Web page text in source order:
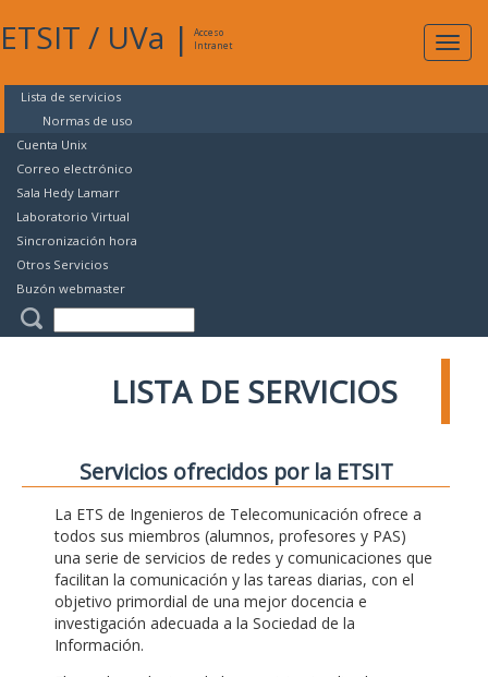
ETSIT / UVa |
Acceso
Intranet
Lista de servicios
Normas de uso
Cuenta Unix
Correo electrónico
Sala Hedy Lamarr
Laboratorio Virtual
Sincronización hora
Otros Servicios
Buzón webmaster
LISTA DE SERVICIOS
Servicios ofrecidos por la ETSIT
La ETS de Ingenieros de Telecomunicación ofrece a
todos sus miembros (alumnos, profesores y PAS)
una serie de servicios de redes y comunicaciones que
facilitan la comunicación y las tareas diarias, con el
objetivo primordial de una mejor docencia e
investigación adecuada a la Sociedad de la
Información.